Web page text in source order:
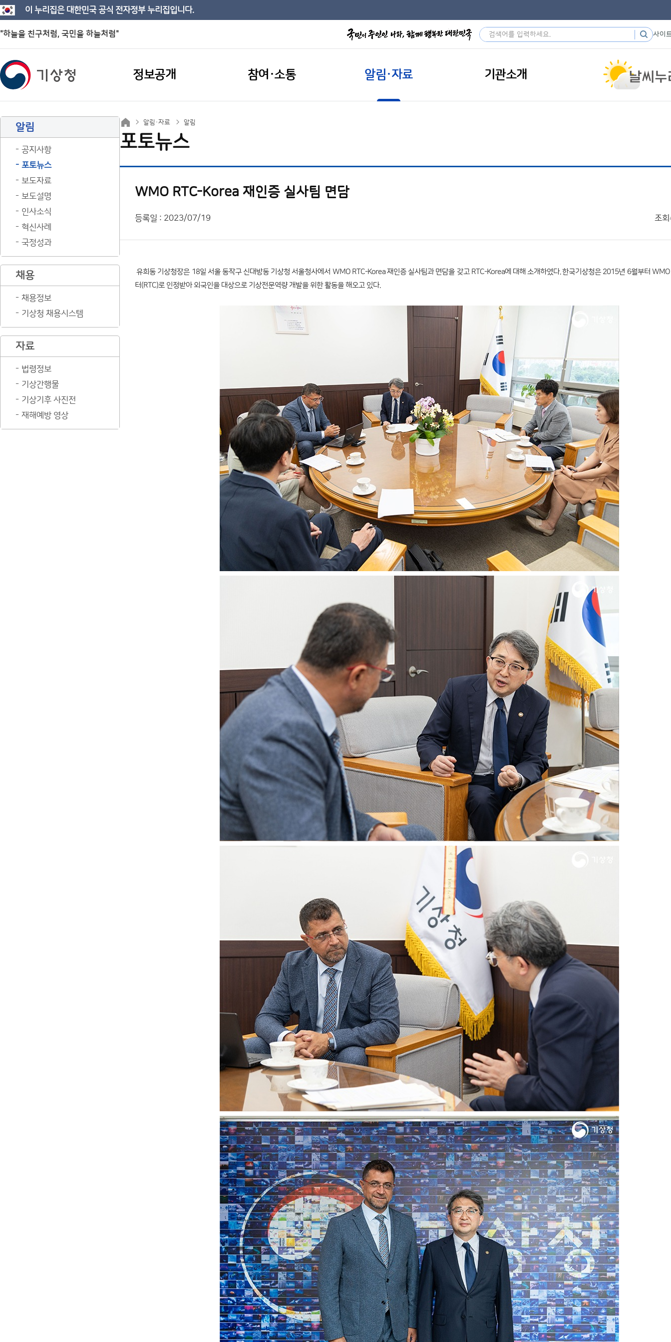
이 누리집은 대한민국 공식 전자정부 누리집입니다.
"하늘을 친구처럼, 국민을 하늘처럼" 사이
정보공개 참여·소통 알림·자료 기관소개
알림
공지사항
포토뉴스
보도자료
보도설명
인사소식
혁신사례
국정성과
채용
채용정보
기상청 채용시스템
자료
법령정보
기상간행물
기상기후 사진전
재해예방 영상
알림·자료 알림
포토뉴스
WMO RTC-Korea 재인증 실사팀 면담
등록일 : 2023/07/19 조회
유희동 기상청장은 18일 서울 동작구 신대방동 기상청 서울청사에서 WMO RTC-Korea 재인증 실사팀과 면담을 갖고 RTC-Korea에 대해 소개하였다. 한국기상청은 2015년 6월부터
터(RTC)로 인정받아 외국인을 대상으로 기상전문역량 개발을 위한 활동을 해오고 있다.